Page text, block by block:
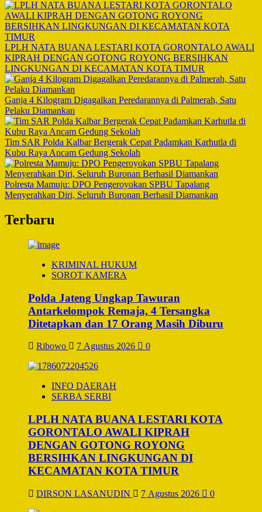
LPLH NATA BUANA LESTARI KOTA GORONTALO AWALI
KIPRAH DENGAN GOTONG ROYONG BERSIHKAN
LINGKUNGAN DI KECAMATAN KOTA TIMUR
Ganja 4 Kilogram Digagalkan Peredarannya di Palmerah, Satu
Pelaku Diamankan
Tim SAR Polda Kalbar Bergerak Cepat Padamkan Karhutla di
Kubu Raya Ancam Gedung Sekolah
Polresta Mamuju: DPO Pengeroyokan SPBU Tapalang
Menyerahkan Diri, Seluruh Buronan Berhasil Diamankan
Terbaru
KRIMINAL HUKUM
SOROT KAMERA
Polda Jateng Ungkap Tawuran
Antarkelompok Remaja, 4 Tersangka
Ditetapkan dan 17 Orang Masih Diburu
Ribowo 7 Agustus 2026 0
INFO DAERAH
SERBA SERBI
LPLH NATA BUANA LESTARI KOTA
GORONTALO AWALI KIPRAH
DENGAN GOTONG ROYONG
BERSIHKAN LINGKUNGAN DI
KECAMATAN KOTA TIMUR
DIRSON LASANUDIN 7 Agustus 2026 0